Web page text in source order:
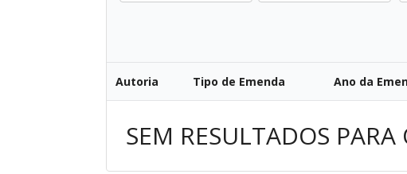
Autoria Tipo de Emenda Ano da
SEM RESULTADOS